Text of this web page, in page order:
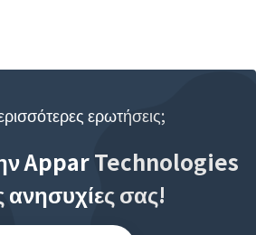
ερωτήσεις;
Appar Technologies
ανησυχίες σας!